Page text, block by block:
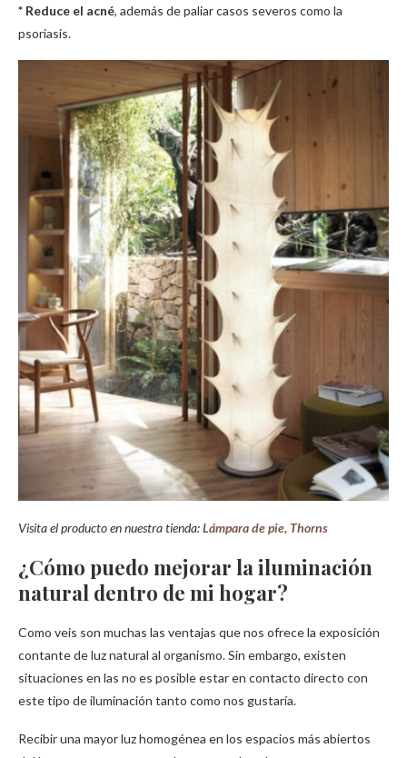
* Reduce el acné, además de paliar casos severos como la
psoriasis.
Visita el producto en nuestra tienda:Lámpara de pie, Thorns
¿Cómo puedo mejorar la iluminación
natural dentro de mi hogar?
Como veis son muchas las ventajas que nos ofrece la exposición
contante de luz natural al organismo. Sin embargo, existen
situaciones en las no es posible estar en contacto directo con
este tipo de iluminación tanto como nos gustaría.
Recibir una mayor luz homogénea en los espacios más abiertos